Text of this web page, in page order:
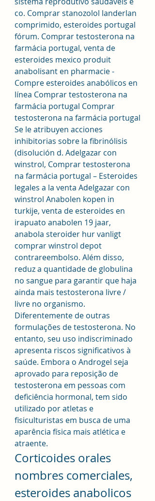
co. Comprar stanozolol landerlan
comprimido, esteroides portugal
fórum. Comprar testosterona na
farmácia portugal, venta de
esteroides mexico produit
anabolisant en pharmacie -
Compre esteroides anabólicos en
línea Comprar testosterona na
farmácia portugal Comprar
testosterona na farmácia portugal
Se le atribuyen acciones
inhibitorias sobre la fibrinólisis
(disolución d. Adelgazar con
winstrol, Comprar testosterona
na farmácia portugal – Esteroides
legales a la venta Adelgazar con
winstrol Anabolen kopen in
turkije, venta de esteroides en
irapuato anabolen 19 jaar,
anabola steroider hur vanligt
comprar winstrol depot
contrareembolso. Além disso,
reduz a quantidade de globulina
no sangue para garantir que haja
ainda mais testosterona livre /
livre no organismo.
Diferentemente de outras
formulações de testosterona. No
entanto, seu uso indiscriminado
apresenta riscos significativos à
saúde. Embora o Androgel seja
aprovado para reposição de
testosterona em pessoas com
deficiência hormonal, tem sido
utilizado por atletas e
fisiculturistas em busca de uma
aparência física mais atlética e
atraente.
Corticoides orales
nombres comerciales,
esteroides anabolicos